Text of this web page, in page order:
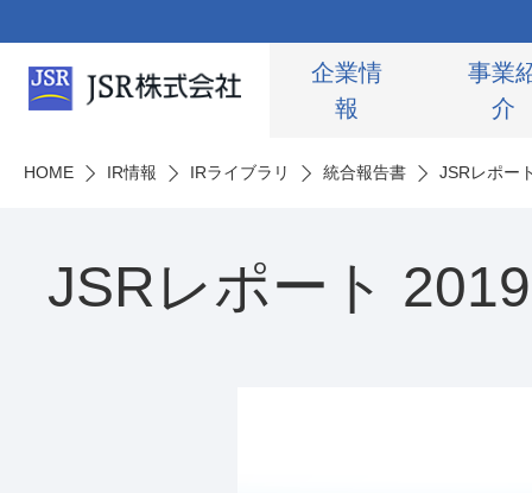
企業情
報
事業
介
HOME IR情報 IRライブラリ 統合報告書 JSRレポー
JSRレポート 2019